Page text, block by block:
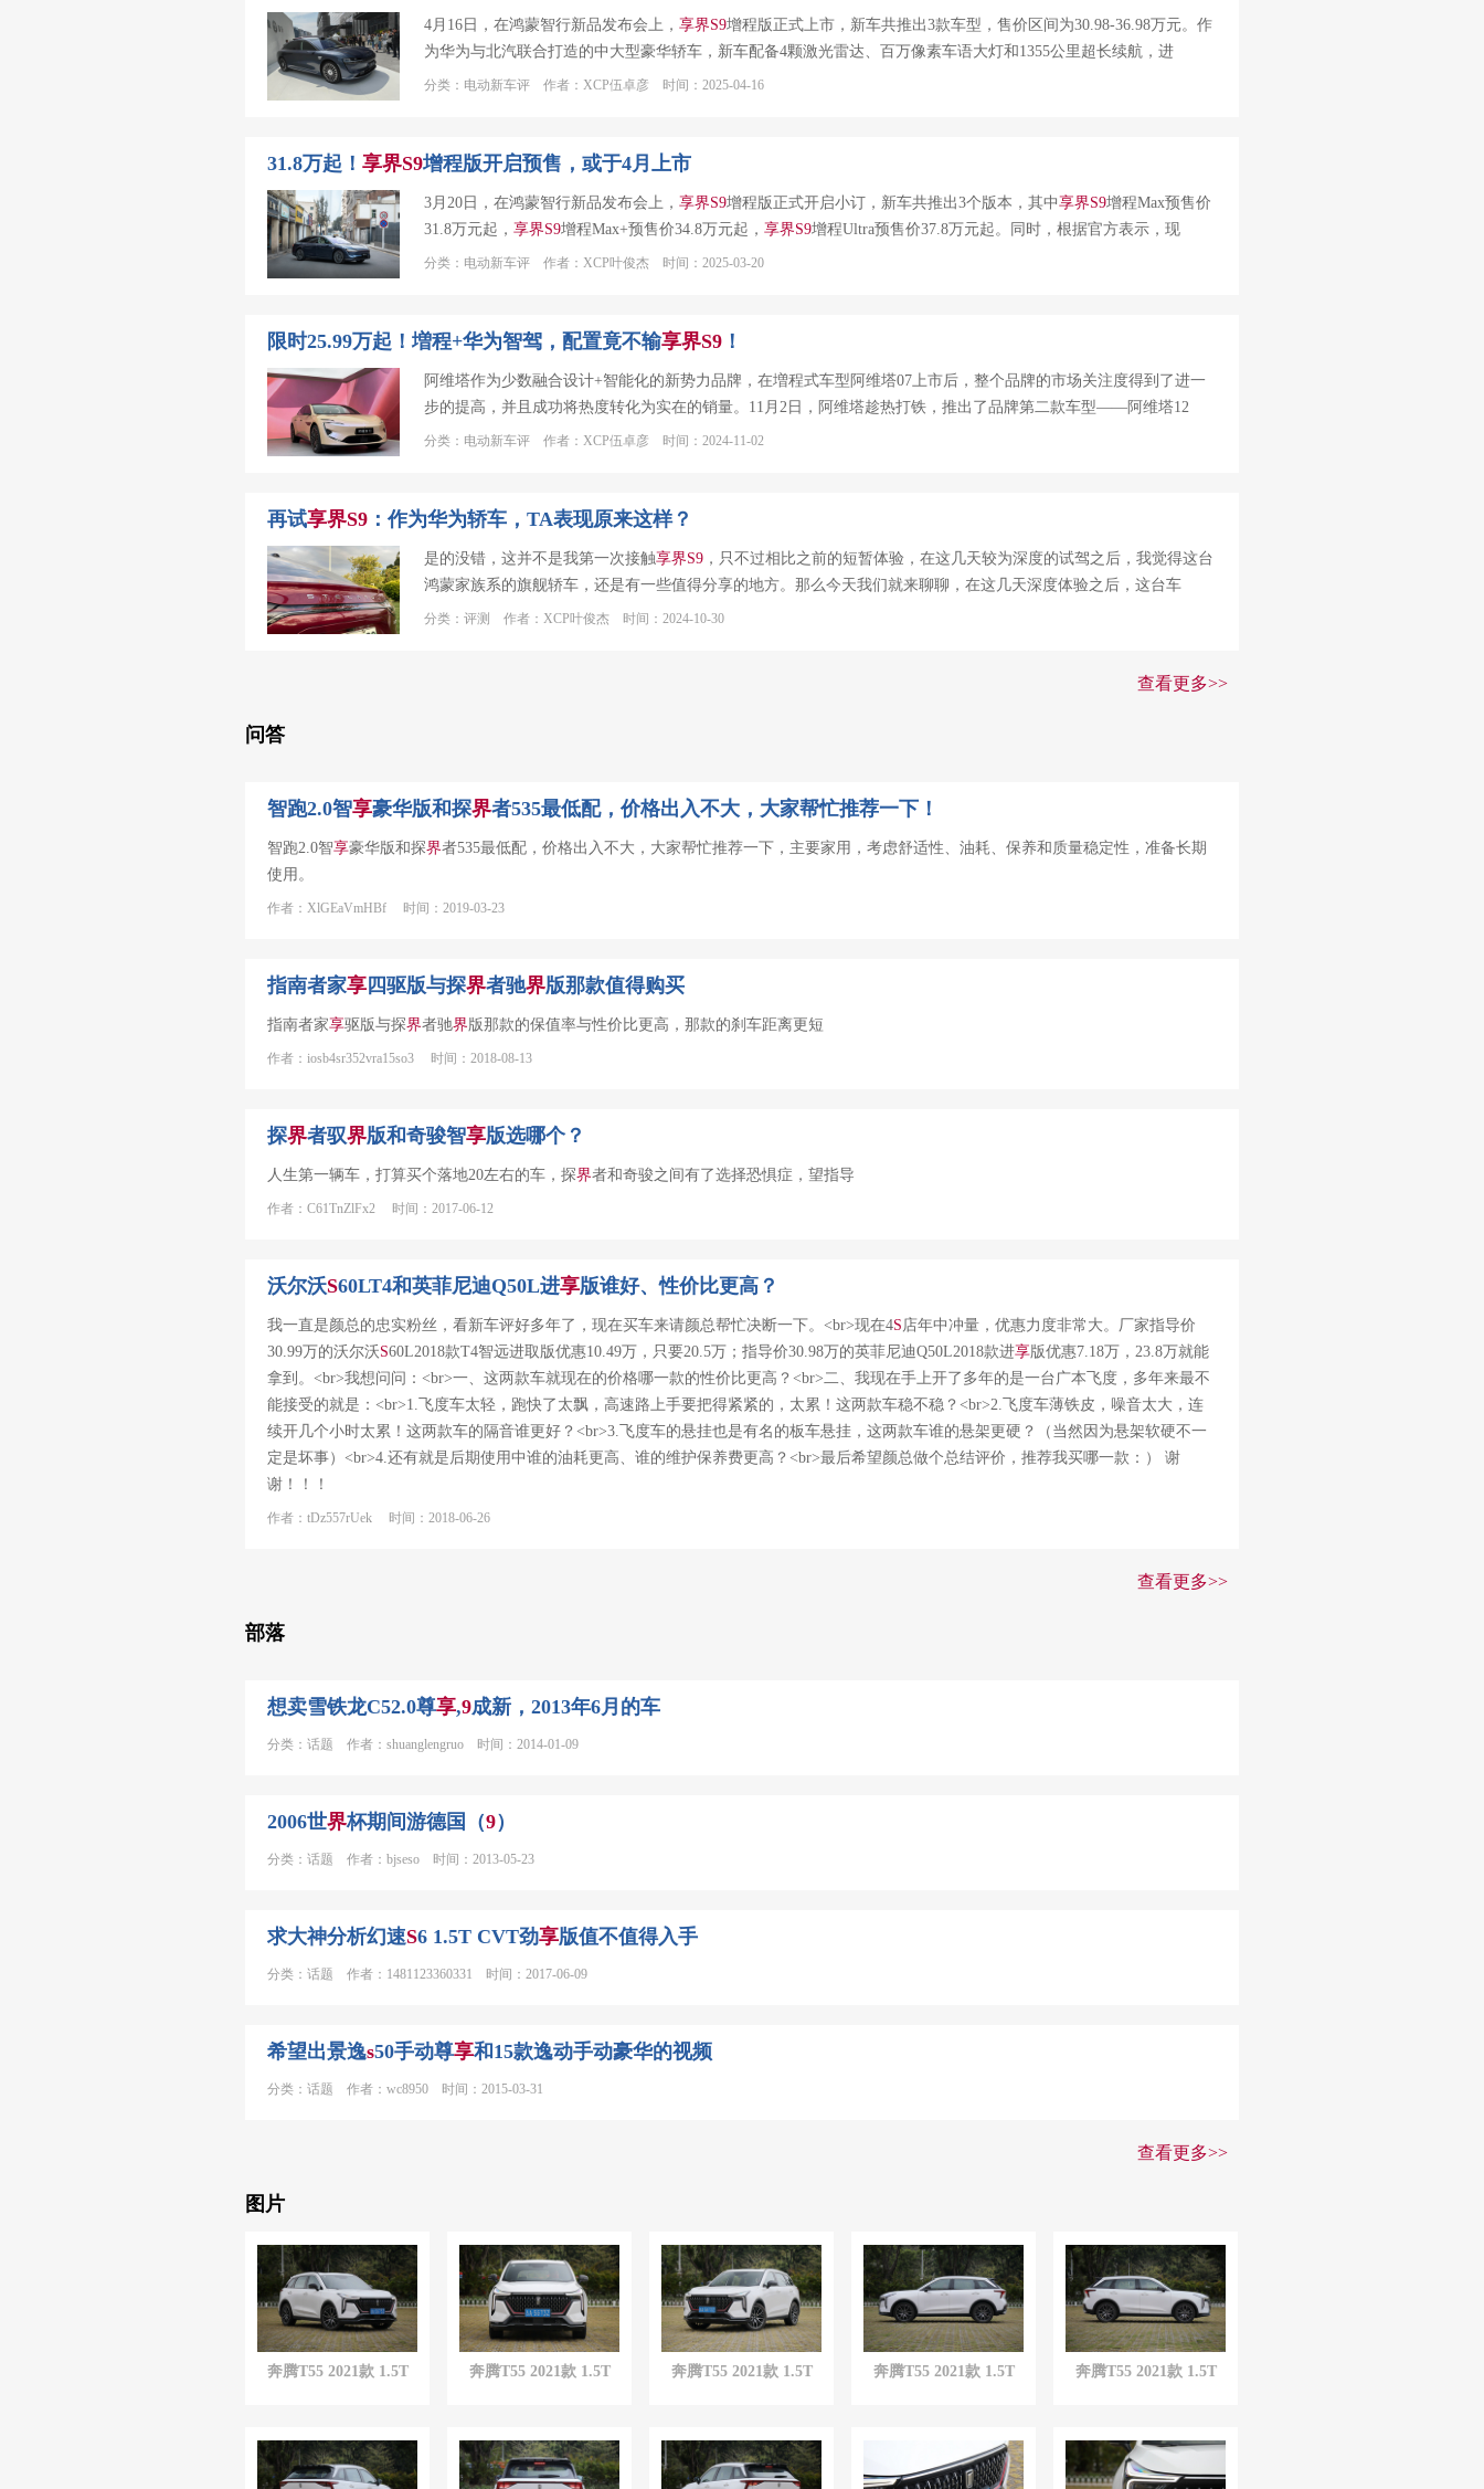
4月16日，在鸿蒙智行新品发布会上， 享界S9增程版正式上市，新车共推出3款车型，售价区间为30.98-36.98万元。作
为华为与北汽联合打造的中大型豪华轿车，新车配备4颗激光雷达、百万像素车语大灯和1355公里超长续航，进
分类：电动新车评 作者：XCP伍卓彦 时间：2025-04-16
31.8万起！ 享界S9增程版开启预售，或于4月上市
3月20日，在鸿蒙智行新品发布会上， 享界S9增程版正式开启小订，新车共推出3个版本，其中享界S9增程Max预售价
31.8万元起， 享界S9增程Max+预售价34.8万元起， 享界S9增程Ultra预售价37.8万元起。同时，根据官方表示，现
分类：电动新车评 作者：XCP叶俊杰 时间：2025-03-20
限时25.99万起！増程+华为智驾，配置竟不输享界S9 ！
阿维塔作为少数融合设计+智能化的新势力品牌，在増程式车型阿维塔07上市后，整个品牌的市场关注度得到了进一
步的提高，并且成功将热度转化为实在的销量。11月2日，阿维塔趁热打铁，推出了品牌第二款车型——阿维塔12
分类：电动新车评 作者：XCP伍卓彦 时间：2024-11-02
再试享界S9 ：作为华为轿车，TA表现原来这样？
是的没错，这并不是我第一次接触享界S9 ，只不过相比之前的短暂体验，在这几天较为深度的试驾之后，我觉得这台
鸿蒙家族系的旗舰轿车，还是有一些值得分享的地方。那么今天我们就来聊聊，在这几天深度体验之后，这台车
分类：评测 作者：XCP叶俊杰 时间：2024-10-30
查看更多>>
问答
智跑2.0智享豪华版和探界者535最低配，价格出入不大，大家帮忙推荐一下！
智跑2.0智享豪华版和探界者535最低配，价格出入不大，大家帮忙推荐一下，主要家用，考虑舒适性、油耗、保养和质量稳定性，准备长期
使用。
作者：XlGEaVmHBf 时间：2019-03-23
指南者家享 四驱版与探界者驰界版那款值得购买
指南者家享驱版与探界者驰界版那款的保值率与性价比更高，那款的刹车距离更短
作者：iosb4sr352vra15so3 时间：2018-08-13
探界者驭界版和奇骏智享版选哪个？
人生第一辆车，打算买个落地20左右的车，探界者和奇骏之间有了选择恐惧症，望指导
作者：C61TnZlFx2 时间：2017-06-12
沃尔沃S60LT4和英菲尼迪Q50L进享版谁好、性价比更高？
我一直是颜总的忠实粉丝，看新车评好多年了，现在买车来请颜总帮忙决断一下。<br>现在4S店年中冲量，优惠力度非常大。厂家指导价
30.99万的沃尔沃S60L2018款T4智远进取版优惠10.49万，只要20.5万；指导价30.98万的英菲尼迪Q50L2018款进享版优惠7.18万，23.8万就能
拿到。<br>我想问问：<br>一、这两款车就现在的价格哪一款的性价比更高？<br>二、我现在手上开了多年的是一台广本飞度，多年来最不
能接受的就是：<br>1.飞度车太轻，跑快了太飘，高速路上手要把得紧紧的，太累！这两款车稳不稳？<br>2.飞度车薄铁皮，噪音太大，连
续开几个小时太累！这两款车的隔音谁更好？<br>3.飞度车的悬挂也是有名的板车悬挂，这两款车谁的悬架更硬？（当然因为悬架软硬不一
定是坏事）<br>4.还有就是后期使用中谁的油耗更高、谁的维护保养费更高？<br>最后希望颜总做个总结评价，推荐我买哪一款：） 谢
谢！！！
作者：tDz557rUek 时间：2018-06-26
查看更多>>
部落
想卖雪铁龙C52.0尊享,9成新，2013年6月的车
分类：话题 作者：shuanglengruo 时间：2014-01-09
2006世界杯期间游德国（9）
分类：话题 作者：bjseso 时间：2013-05-23
求大神分析幻速S6 1.5T CVT劲享版值不值得入手
分类：话题 作者：1481123360331 时间：2017-06-09
希望出景逸s50手动尊享和15款逸动手动豪华的视频
分类：话题 作者：wc8950 时间：2015-03-31
查看更多>>
图片
奔腾T55 2021款 1.5T
奔腾T55 2021款 1.5T
奔腾T55 2021款 1.5T
奔腾T55 2021款 1.5T
奔腾T55 2021款 1.5T